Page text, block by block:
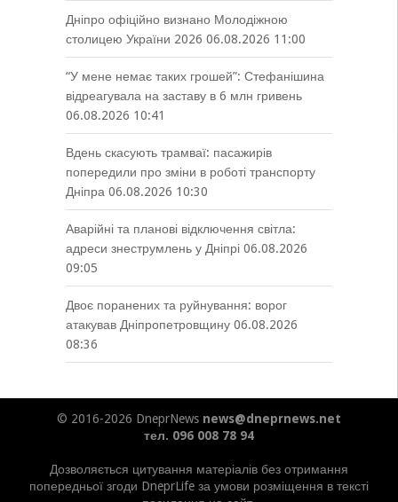
Дніпро офіційно визнано Молодіжною
столицею України 2026 06.08.2026 11:00
“У мене немає таких грошей”: Стефанішина
відреагувала на заставу в 6 млн гривень
06.08.2026 10:41
Вдень скасують трамваї: пасажирів
попередили про зміни в роботі транспорту
Дніпра 06.08.2026 10:30
Аварійні та планові відключення світла:
адреси знеструмлень у Дніпрі 06.08.2026
09:05
Двоє поранених та руйнування: ворог
атакував Дніпропетровщину 06.08.2026
08:36
© 2016-2026 DneprNews news@dneprnews.net
тел. 096 008 78 94
Дозволяється цитування матеріалів без отримання
попередньої згоди DneprLife за умови розміщення в тексті